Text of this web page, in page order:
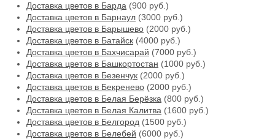
Доставка цветов в Барда (900 руб.)
Доставка цветов в Барнаул (3000 руб.)
Доставка цветов в Барышево (2000 руб.)
Доставка цветов в Батайск (4000 руб.)
Доставка цветов в Бахчисарай (7000 руб.)
Доставка цветов в Башкортостан (1000 руб.)
Доставка цветов в Безенчук (2000 руб.)
Доставка цветов в Бекренево (2000 руб.)
Доставка цветов в Белая Берёзка (800 руб.)
Доставка цветов в Белая Калитва (1600 руб.)
Доставка цветов в Белгород (1500 руб.)
Доставка цветов в Белебей (6000 руб.)